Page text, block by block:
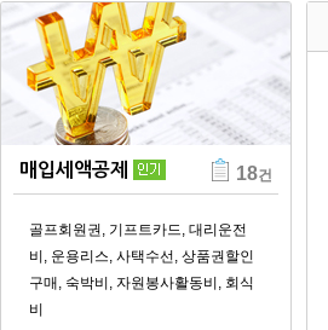
매입세액공제 18건
골프회원권, 기프트카드, 대리운전
비, 운용리스, 사택수선, 상품권할인
구매, 숙박비, 자원봉사활동비, 회식
비